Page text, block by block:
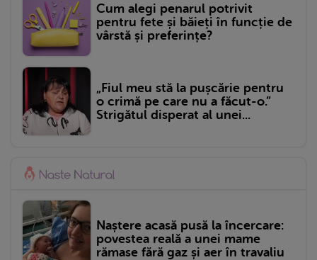
Cum alegi penarul potrivit
pentru fete și băieți în funcție de
vârstă și preferințe?
„Fiul meu stă la pușcărie pentru
o crimă pe care nu a făcut-o.”
Strigătul disperat al unei...
Naștere acasă pusă la încercare:
povestea reală a unei mame
rămase fără gaz și aer în travaliu